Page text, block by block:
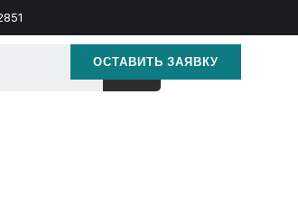
ОСТАВИТЬ ЗАЯВКУ